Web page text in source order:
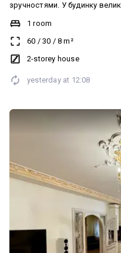
зручностями. У будинку
всі необхідні меблі та
розташовані магазини,
м Фрунзенський 7 хвилин
будинком. Без дворових
1 room
60 / 30 / 8 m²
2-storey house
yesterday at 12:08